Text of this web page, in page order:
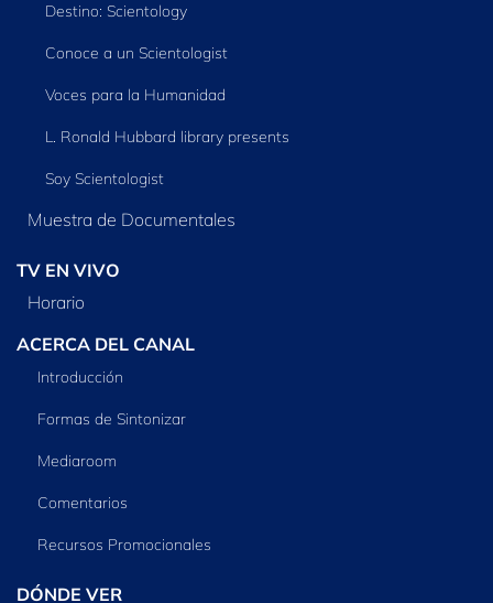
Destino: Scientology
Conoce a un Scientologist
Voces para la Humanidad
L. Ronald Hubbard library presents
Soy Scientologist
Muestra de Documentales
TV EN VIVO
Horario
ACERCA DEL CANAL
Introducción
Formas de Sintonizar
Mediaroom
Comentarios
Recursos Promocionales
DÓNDE VER